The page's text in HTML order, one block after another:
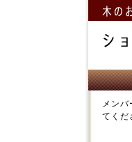
メン
てくだ